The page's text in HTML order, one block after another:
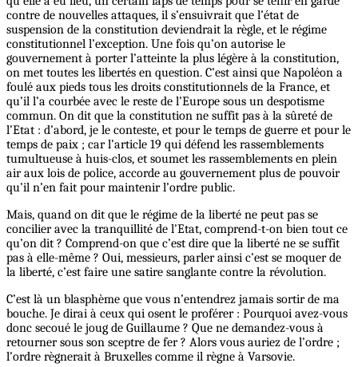
contre de nouvelles attaques, il s’ensuivrait que l’état de
suspension de la constitution deviendrait la règle, et le régime
constitutionnel l’exception. Une fois qu’on autorise le
gouvernement à porter l’atteinte la plus légère à la constitution,
on met toutes les libertés en question. C’est ainsi que Napoléon a
foulé aux pieds tous les droits constitutionnels de la France, et
qu’il l’a courbée avec le reste de l’Europe sous un despotisme
commun. On dit que la constitution ne suffit pas à la sûreté de
l’Etat : d’abord, je le conteste, et pour le temps de guerre et pour le
temps de paix ; car l’article 19 qui défend les rassemblements
tumultueuse à huis-clos, et soumet les rassemblements en plein
air aux lois de police, accorde au gouvernement plus de pouvoir
qu’il n’en fait pour maintenir l’ordre public.
Mais, quand on dit que le régime de la liberté ne peut pas se
concilier avec la tranquillité de l’Etat, comprend-t-on bien tout ce
qu’on dit ? Comprend-on que c’est dire que la liberté ne se suffit
pas à elle-même ? Oui, messieurs, parler ainsi c’est se moquer de
la liberté, c’est faire une satire sanglante contre la révolution.
C’est là un blasphème que vous n’entendrez jamais sortir de ma
bouche. Je dirai à ceux qui osent le proférer : Pourquoi avez-vous
donc secoué le joug de Guillaume ? Que ne demandez-vous à
retourner sous son sceptre de fer ? Alors vous auriez de l’ordre ;
l’ordre règnerait à Bruxelles comme il règne à Varsovie.